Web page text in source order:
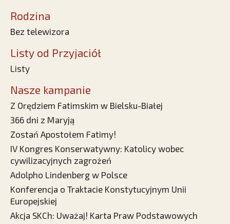
Rodzina
Bez telewizora
Listy od Przyjaciół
Listy
Nasze kampanie
Z Orędziem Fatimskim w Bielsku-Białej
366 dni z Maryją
Zostań Apostołem Fatimy!
IV Kongres Konserwatywny: Katolicy wobec
cywilizacyjnych zagrożeń
Adolpho Lindenberg w Polsce
Konferencja o Traktacie Konstytucyjnym Unii
Europejskiej
Akcja SKCh: Uważaj! Karta Praw Podstawowych